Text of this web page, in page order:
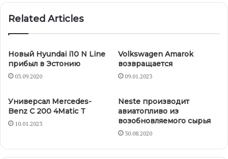
Related Articles
Новый Hyundai i10 N Line
прибыл в Эстонию
03.09.2020
Volkswagen Amarok
возвращается
09.01.2023
Универсал Mercedes-
Benz C 200 4Matic T
10.01.2023
Neste производит
авиатопливо из
возобновляемого сырья
30.08.2020